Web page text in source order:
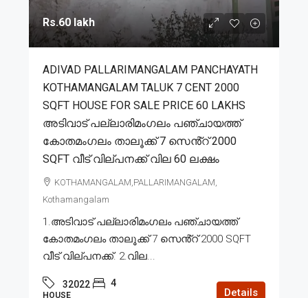
Rs.60 lakh
ADIVAD PALLARIMANGALAM PANCHAYATH
KOTHAMANGALAM TALUK 7 CENT 2000
SQFT HOUSE FOR SALE PRICE 60 LAKHS
അടിവാട് പല്ലാരിമംഗലം പഞ്ചായത്ത്
കോതമംഗലം താലൂക്ക് 7 സെൻ്റ് 2000
SQFT വീട് വില്പനക്ക് വില 60 ലക്ഷം
KOTHAMANGALAM,PALLARIMANGALAM,
Kothamangalam
1.അടിവാട് പല്ലാരിമംഗലം പഞ്ചായത്ത്
കോതമംഗലം താലൂക്ക് 7 സെൻ്റ് 2000 SQFT
വീട് വില്പനക്ക്. 2.വില...
32022 4
HOUSE Details